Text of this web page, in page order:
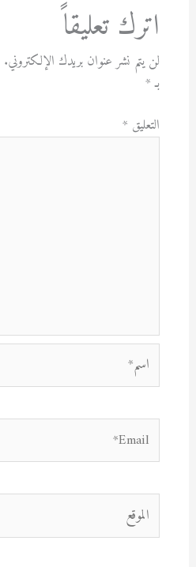
اترك تعليقاً
لن يتم نشر عنوان بريدك الإلكتروني.
بـ*
التعليق *
اسم*
الموقع